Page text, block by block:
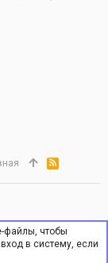
R
S
S
файлы, чтобы
в систему, если